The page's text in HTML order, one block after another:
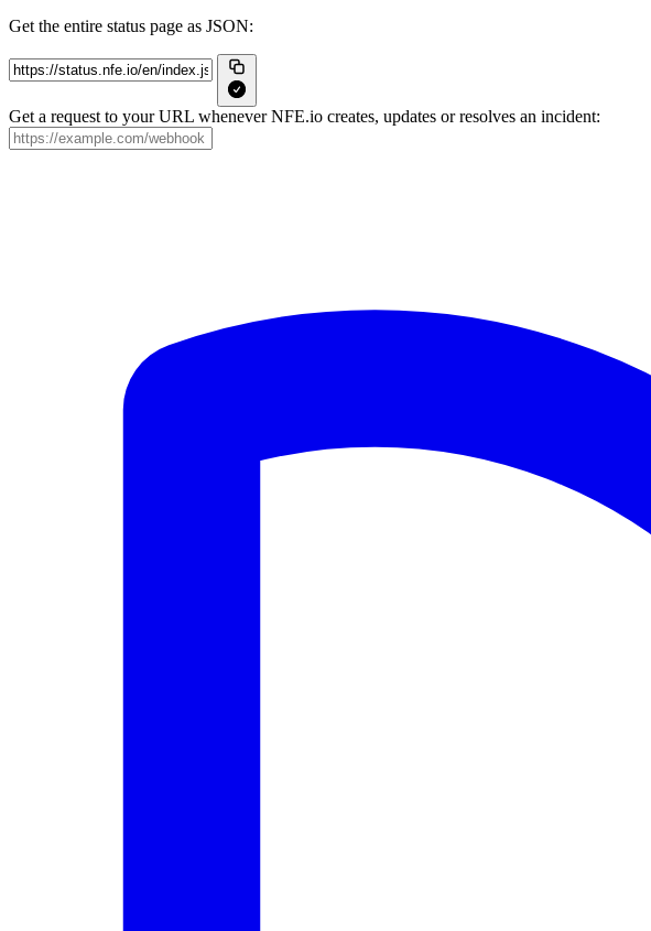
Get the entire status page as JSON:
Get a request to your URL whenever NFE.io creates, updates or resolves an incident: